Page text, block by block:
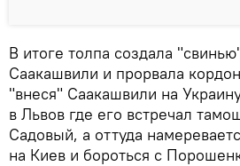
В итоге толпа создала
Саакашвили и прорвала
"внеся" Саакашвили на
в Львов где его встречал
Садовый, а оттуда
на Киев и бороться с